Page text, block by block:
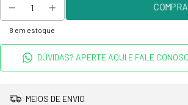
8 em estoque
DÚVIDAS? APERTE AQUI E FALE
MEIOS DE ENVIO